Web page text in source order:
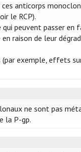
anticorps
le RCP).
peuvent passer
raison de leur
exemple, effets
ne sont pas
la P-gp.